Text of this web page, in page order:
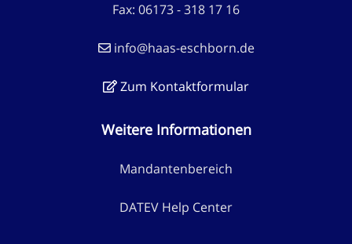
Fax: 06173 - 318 17 16
info@haas-eschborn.de
Zum Kontaktformular
Weitere Informationen
Mandantenbereich
DATEV Help Center